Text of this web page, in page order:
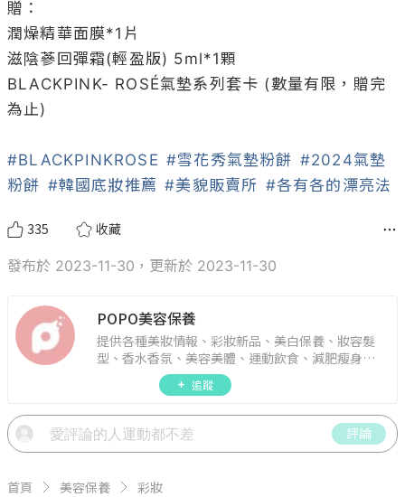
贈：
潤燥精華面膜*1片
滋陰蔘回彈霜(輕盈版) 5ml*1顆
BLACKPINK- ROSÉ氣墊系列套卡 (數量有限，贈完
為止)
#BLACKPINKROSE #雪花秀氣墊粉餅 #2024氣墊
粉餅 #韓國底妝推薦 #美貌販賣所 #各有各的漂亮法
335 收藏
發布於 2023-11-30，更新於 2023-11-30
POPO美容保養
提供各種美妝情報、彩妝新品、美白保養、妝容髮
型、香水香氛、美容美體、運動飲食、減肥瘦身、
週年慶資訊。
追蹤
評論
首頁 美容保養 彩妝